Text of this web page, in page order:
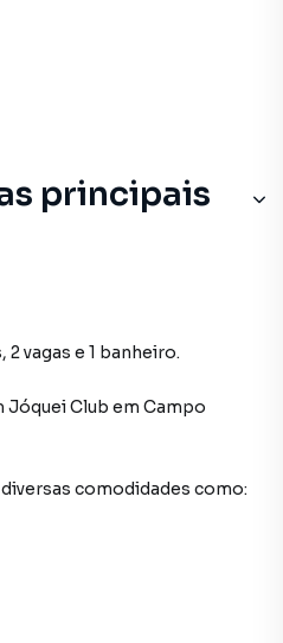
principais
2 vagas e 1 banheiro.
Jóquei Club em Campo
comodidades como: